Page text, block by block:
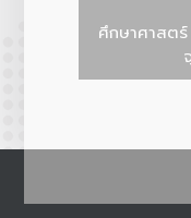
ศึกษาศาสต